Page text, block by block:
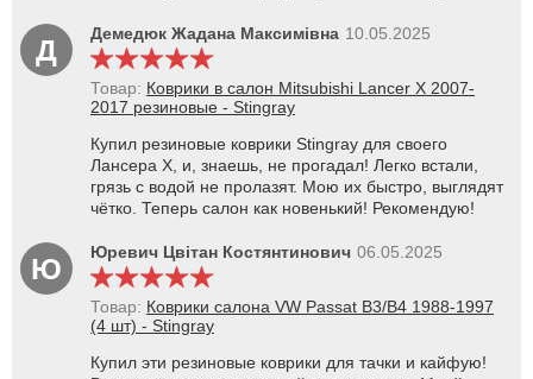
Д Демедюк Жадана Максимівна 10.05.2025
Товар: Коврики в салон Mitsubishi Lancer X 2007-
2017 резиновые - Stingray
Купил резиновые коврики Stingray для своего
Лансера X, и, знаешь, не прогадал! Легко встали,
грязь с водой не пролазят. Мою их быстро, выглядят
чётко. Теперь салон как новенький! Рекомендую!
Ю Юревич Цвітан Костянтинович 06.05.2025
Товар: Коврики салона VW Passat B3/B4 1988-1997
(4 шт) - Stingray
Купил эти резиновые коврики для тачки и кайфую!